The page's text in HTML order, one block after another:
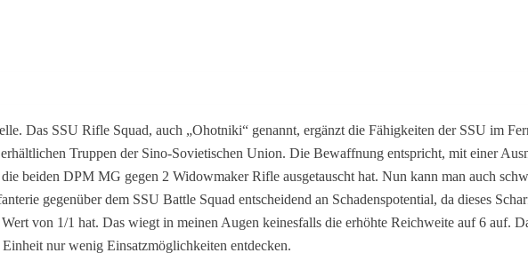
Das SSU Rifle Squad, auch „Ohotniki“ genannt, ergänzt die Fähigkeiten der SSU im
Truppen der Sino-Sovietischen Union. Die Bewaffnung entspricht, mit einer
beiden DPM MG gegen 2 Widowmaker Rifle ausgetauscht hat. Nun kann man auch
gegenüber dem SSU Battle Squad entscheidend an Schadenspotential, da dieses
von 1/1 hat. Das wiegt in meinen Augen keinesfalls die erhöhte Reichweite auf 6 auf.
nur wenig Einsatzmöglichkeiten entdecken.